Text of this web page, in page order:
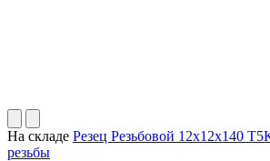
На складе Резец Резьбовой 12х12х140
резьбы